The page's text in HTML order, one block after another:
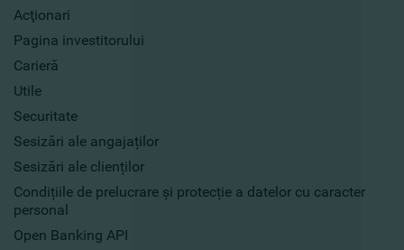
Acţionari
Pagina investitorului
Carieră
Utile
Securitate
Sesizări ale angajaților
Sesizări ale clienților
Condițiile de prelucrare și protecție a datelor cu caracter
personal
Open Banking API